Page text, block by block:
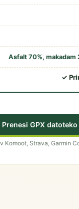
Asfalt 70%, makadam
✓
Prenesi GPX datoteko
Komoot, Strava, Garmin